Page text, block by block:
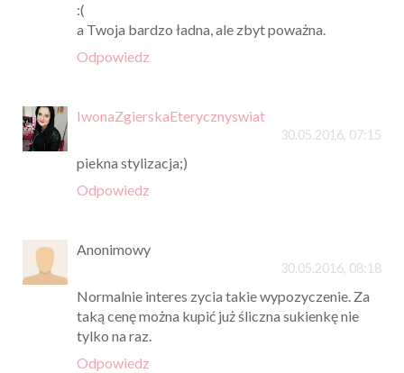
:(
a Twoja bardzo ładna, ale zbyt poważna.
Odpowiedz
IwonaZgierskaEterycznyswiat
30.05.2016, 07:15
piekna stylizacja;)
Odpowiedz
Anonimowy
30.05.2016, 08:18
Normalnie interes zycia takie wypozyczenie. Za
taką cenę można kupić już śliczna sukienkę nie
tylko na raz.
Odpowiedz